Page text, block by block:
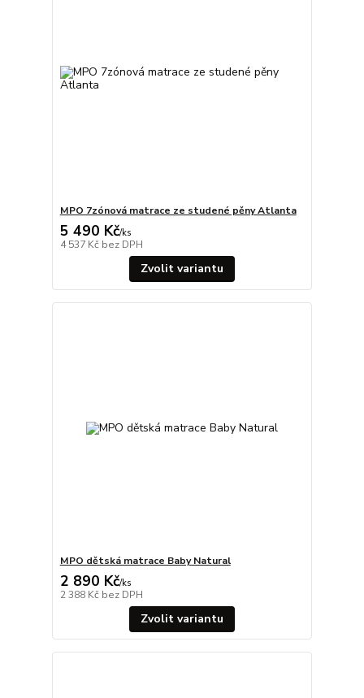
MPO 7zónová matrace ze studené pěny Atlanta
5 490 Kč/ks
4 537 Kč bez DPH
Zvolit variantu
MPO dětská matrace Baby Natural
2 890 Kč/ks
2 388 Kč bez DPH
Zvolit variantu